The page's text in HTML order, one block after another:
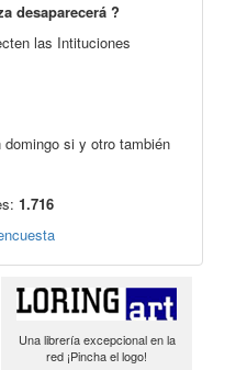
desaparecerá ?
las Intituciones
si y otro también
1.716
Una librería excepcional en la
red ¡Pincha el logo!